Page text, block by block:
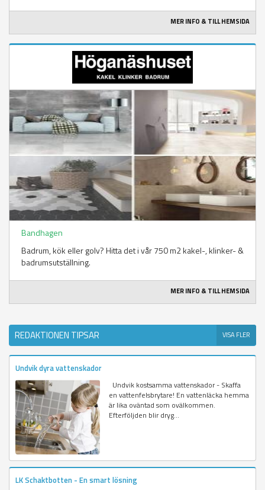
MER INFO & TILL HEMSIDA
Bandhagen
Badrum, kök eller golv? Hitta det i vår 750 m2 kakel-, klinker- &
badrumsutställning.
MER INFO & TILL HEMSIDA
REDAKTIONEN TIPSAR VISA FLER
Undvik dyra vattenskador
Undvik kostsamma vattenskador - Skaffa
en vattenfelsbrytare! En vattenläcka hemma
är lika oväntad som ovälkommen.
Efterföljden blir dryg...
LK Schaktbotten - En smart lösning